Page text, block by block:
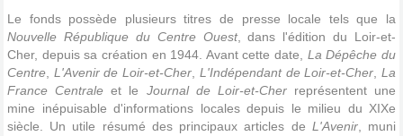
Le fonds possède plusieurs titres de presse locale tels que la
Nouvelle République du Centre Ouest, dans l'édition du Loir-et-
Cher, depuis sa création en 1944. Avant cette date, La Dépêche du
Centre L'Avenir de Loir-et-Cher L'Indépendant de Loir-et-Cher ,La
France Centrale et le Journal de Loir-et-Cherreprésentent une
mine inépuisable d'informations locales depuis le milieu du XIXe
siècle. Un utile résumé des principaux articles de L'Avenir, muni